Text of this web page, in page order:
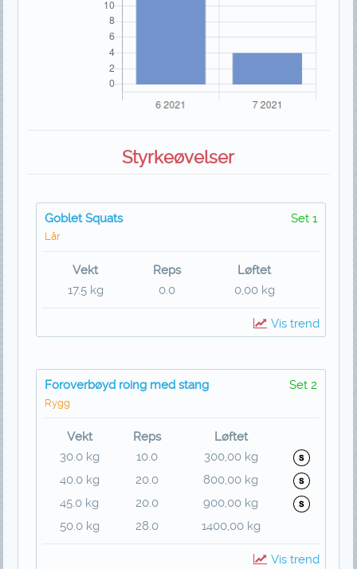
Styrkeøvelser
Goblet Squats Set 1
Lår
Vekt Reps
Løftet
17.5 kg
0.0 0,00 kg
Vis trend
Foroverbøyd roing med stang Set 2
Rygg
Vekt Reps
Løftet
30.0 kg
10.0
300,00 kg
40.0 kg
20.0
800,00 kg
45.0 kg
20.0
900,00 kg
50.0 kg
28.0 1400,00 kg
Vis trend